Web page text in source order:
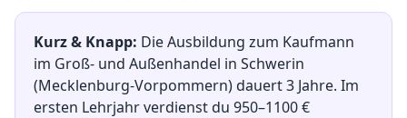
Kurz & Knapp: Die Ausbildung zum Kaufmann
im Groß- und Außenhandel in Schwerin
(Mecklenburg-Vorpommern) dauert3 Jahre. Im
ersten Lehrjahr verdienst du 950–1100€